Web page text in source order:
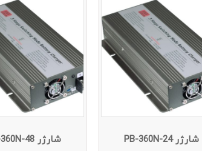
شارژر PB-360N-24 شارژر PB-360N-48